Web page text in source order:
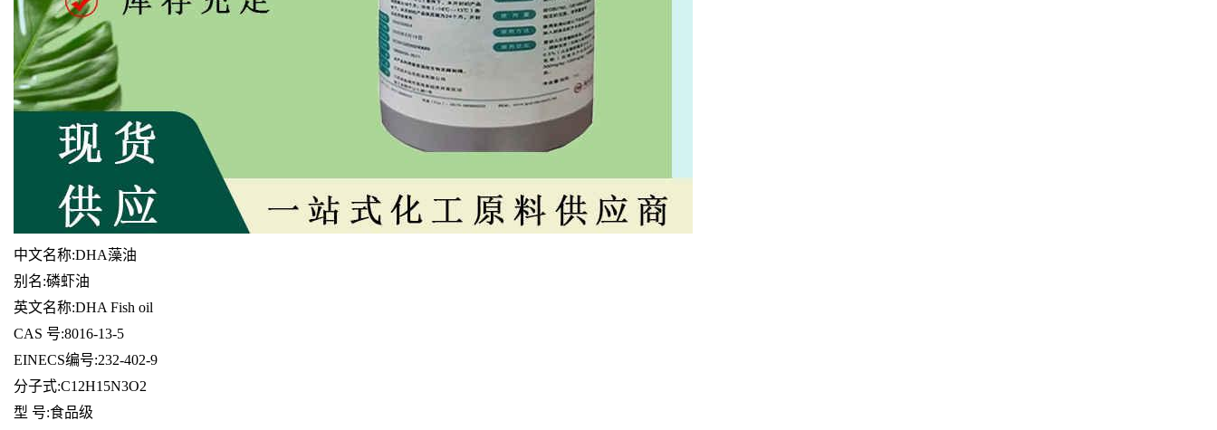
中文名称:DHA藻油
别名:磷虾油
英文名称:DHA Fish oil
CAS 号:8016-13-5
EINECS编号:232-402-9
分子式:C12H15N3O2
型 号:食品级